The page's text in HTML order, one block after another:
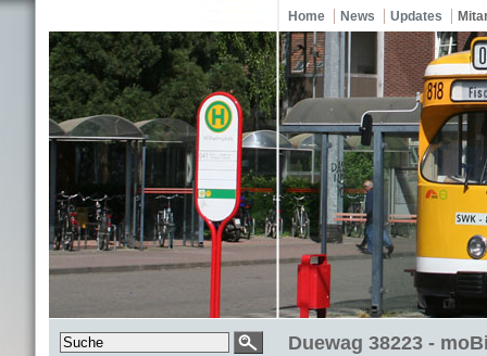
Home News Updates
Duewag 38223 -